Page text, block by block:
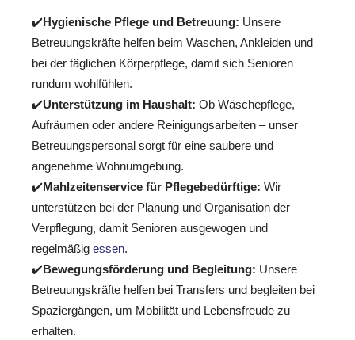
✔️Hygienische Pflege und Betreuung: Unsere
Betreuungskräfte helfen beim Waschen, Ankleiden und
bei der täglichen Körperpflege, damit sich Senioren
rundum wohlfühlen.
✔️Unterstützung im Haushalt: Ob Wäschepflege,
Aufräumen oder andere Reinigungsarbeiten – unser
Betreuungspersonal sorgt für eine saubere und
angenehme Wohnumgebung.
✔️Mahlzeitenservice für Pflegebedürftige: Wir
unterstützen bei der Planung und Organisation der
Verpflegung, damit Senioren ausgewogen und
regelmäßig essen.
✔️Bewegungsförderung und Begleitung: Unsere
Betreuungskräfte helfen bei Transfers und begleiten bei
Spaziergängen, um Mobilität und Lebensfreude zu
erhalten.